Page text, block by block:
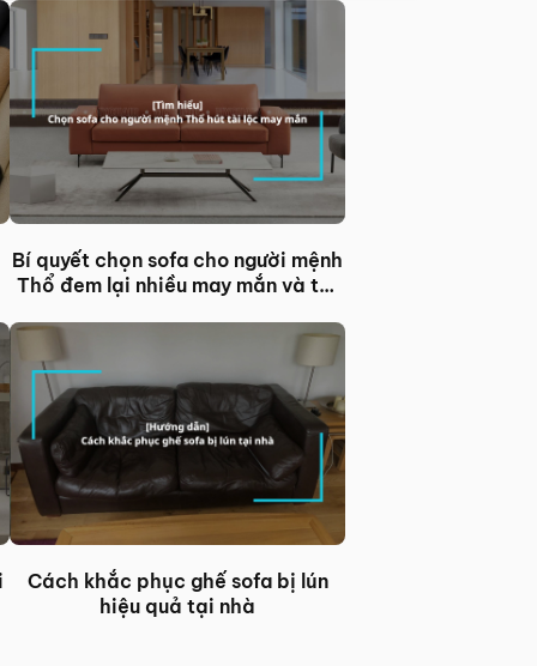
Bí quyết chọn sofa cho người mệnh
Thổ đem lại nhiều may mắn và tài
Cách khắc phục ghế sofa bị lún
hiệu quả tại nhà